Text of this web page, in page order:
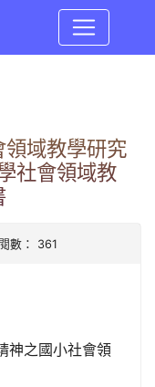
領域教學研究
社會領域教
數： 361
神之國小社會領